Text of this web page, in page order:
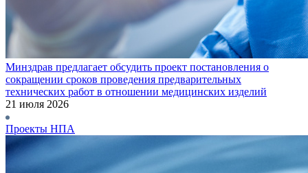
Минздрав предлагает обсудить проект постановления о
сокращении сроков проведения предварительных
технических работ в отношении медицинских изделий
21 июля 2026
Проекты НПА